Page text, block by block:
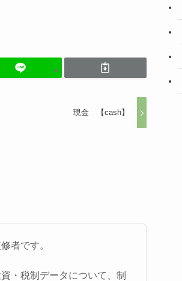
現金 【cash】
者です。
・税制データについて、制